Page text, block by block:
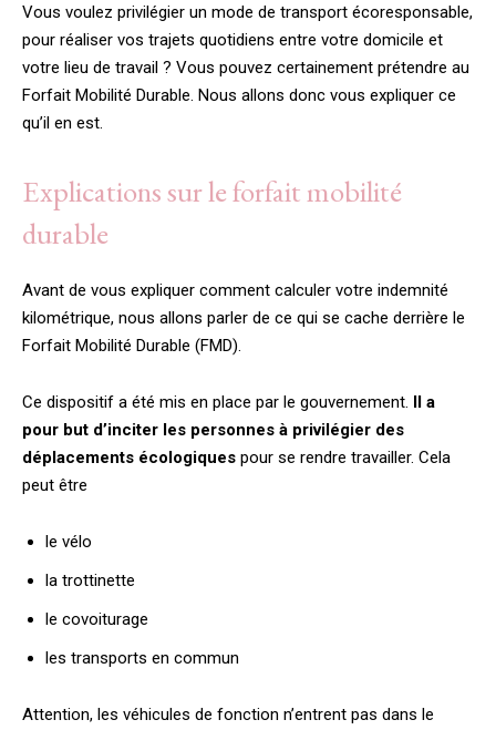
Vous voulez privilégier un mode de transport écoresponsable,
pour réaliser vos trajets quotidiens entre votre domicile et
votre lieu de travail ? Vous pouvez certainement prétendre au
Forfait Mobilité Durable. Nous allons donc vous expliquer ce
qu’il en est.
Explications sur le forfait mobilité
durable
Avant de vous expliquer comment calculer votre indemnité
kilométrique, nous allons parler de ce qui se cache derrière le
Forfait Mobilité Durable (FMD).
Ce dispositif a été mis en place par le gouvernement. Il a
pour but d’inciter les personnes à privilégier des
déplacements écologiques pour se rendre travailler. Cela
peut être
le vélo
la trottinette
le covoiturage
les transports en commun
Attention, les véhicules de fonction n’entrent pas dans le